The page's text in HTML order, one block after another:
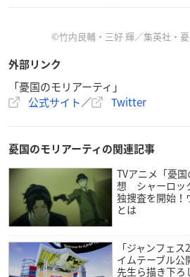
©竹内良輔・三好 輝／集英社・
外部リンク
「憂国のモリアーティ」
公式サイト／ Twitter
憂国のモリアーティの関連記事
TVアニメ「憂
想 シャーロッ
独捜査を開始！
とは
「ジャンフェ
イムテーブル公
先生ら描き下ろ